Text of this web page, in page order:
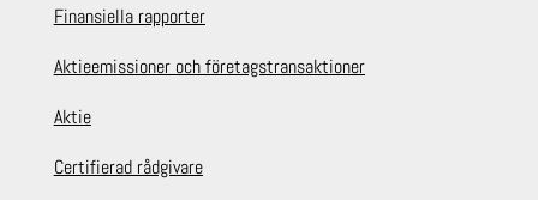
Finansiella rapporter
Aktieemissioner och företagstransaktioner
Aktie
Certifierad rådgivare